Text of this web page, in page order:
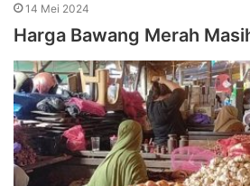
14 Mei 2024
Harga Bawang Merah